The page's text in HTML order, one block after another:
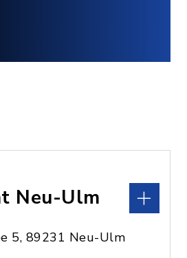
Neu-Ulm
5, 89231 Neu-Ulm